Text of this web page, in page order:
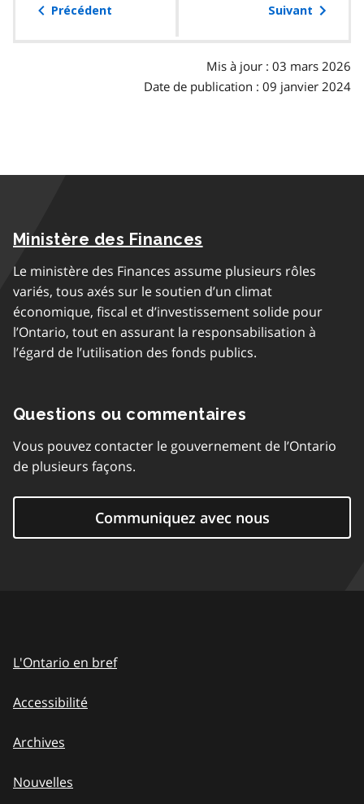
table
Précédent Suivant
Mis à jour : 03 mars 2026
Date de publication : 09 janvier 2024
Ministère des Finances
Le ministère des Finances assume plusieurs rôles
variés, tous axés sur le soutien d’un climat
économique, fiscal et d’investissement solide pour
l’Ontario, tout en assurant la responsabilisation à
l’égard de l’utilisation des fonds publics.
Questions ou commentaires
Vous pouvez contacter le gouvernement de l’Ontario
de plusieurs façons.
Communiquez avec nous
L'Ontario en bref
Accessibilité
Archives
Nouvelles